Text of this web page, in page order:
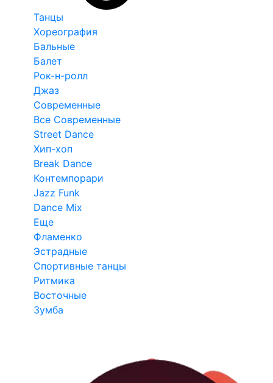
Танцы
Хореография
Бальные
Балет
Рок-н-ролл
Джаз
Современные
Все Современные
Street Dance
Хип-хоп
Break Dance
Контемпорари
Jazz Funk
Dance Mix
Еще
Фламенко
Эстрадные
Спортивные танцы
Ритмика
Восточные
Зумба